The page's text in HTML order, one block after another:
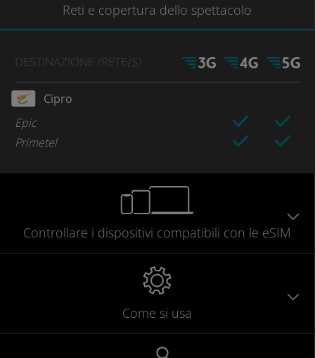
Reti e copertura dello spettacolo
DESTINAZIONE /RETE(S)
Cipro
Epic
Primetel
Controllare i dispositivi compatibili con le eSIM
Come si usa